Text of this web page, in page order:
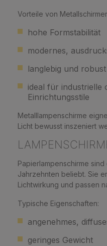
Vorteile von
hohe Formstabilität
modernes,
langlebig und robust
ideal für industrielle
Einrichtungsstile
Metalllampenschirme
Licht bewusst inszeniert
Papierlampenschirme
Jahrzehnten beliebt. Sie
Lichtwirkung und passen
Typische Eigenschaften:
angenehmes,
geringes Gewicht